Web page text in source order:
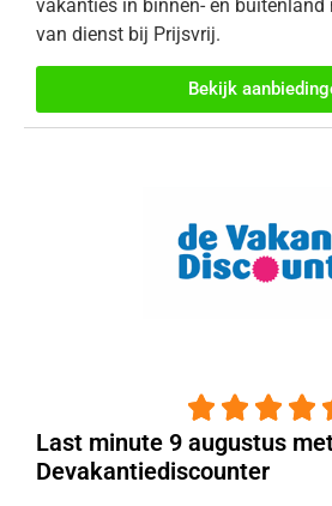
vakanties in binnen- en buitenland
van dienst bij Prijsvrij.
Bekijk
   
Last minute 9 augustus
Devakantiediscounter